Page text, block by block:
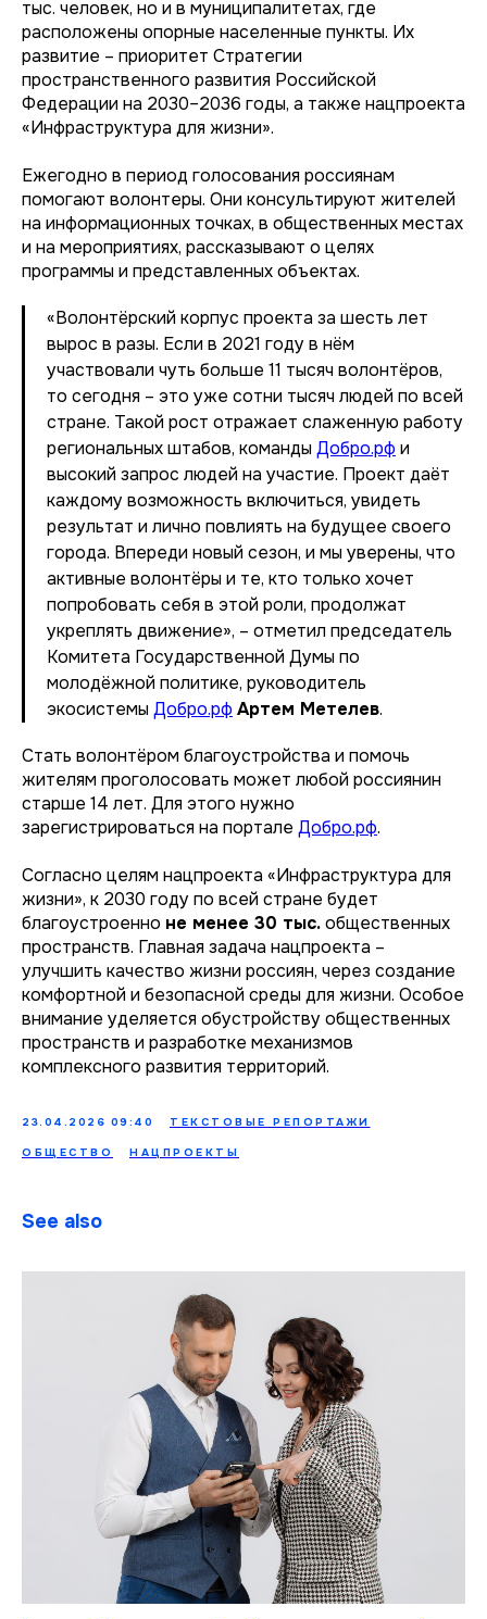
тыс. человек, но и в муниципалитетах, где
расположены опорные населенные пункты. Их
развитие – приоритет Стратегии
пространственного развития Российской
Федерации на 2030–2036 годы, а также нацпроекта
«Инфраструктура для жизни».
Ежегодно в период голосования россиянам
помогают волонтеры. Они консультируют жителей
на информационных точках, в общественных местах
и на мероприятиях, рассказывают о целях
программы и представленных объектах.
«Волонтёрский корпус проекта за шесть лет
вырос в разы. Если в 2021 году в нём
участвовали чуть больше 11 тысяч волонтёров,
то сегодня – это уже сотни тысяч людей по всей
стране. Такой рост отражает слаженную работу
региональных штабов, команды Добро.рф и
высокий запрос людей на участие. Проект даёт
каждому возможность включиться, увидеть
результат и лично повлиять на будущее своего
города. Впереди новый сезон, и мы уверены, что
активные волонтёры и те, кто только хочет
попробовать себя в этой роли, продолжат
укреплять движение», – отметил председатель
Комитета Государственной Думы по
молодёжной политике, руководитель
экосистемы Добро.рф Артем Метелев.
Стать волонтёром благоустройства и помочь
жителям проголосовать может любой россиянин
старше 14 лет. Для этого нужно
зарегистрироваться на портале Добро.рф.
Согласно целям нацпроекта «Инфраструктура для
жизни», к 2030 году по всей стране будет
благоустроенно не менее 30 тыс.общественных
пространств. Главная задача нацпроекта –
улучшить качество жизни россиян, через создание
комфортной и безопасной среды для жизни. Особое
внимание уделяется обустройству общественных
пространств и разработке механизмов
комплексного развития территорий.
23.04.2026 09:40 ТЕКСТОВЫЕ РЕПОРТАЖИ
ОБЩЕСТВО НАЦПРОЕКТЫ
See also